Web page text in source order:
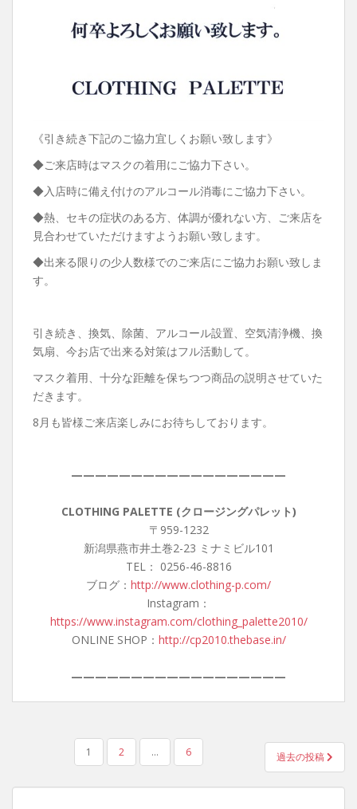
《引き続き下記のご協力宜しくお願い致します》
◆ご来店時はマスクの着用にご協力下さい。
◆入店時に備え付けのアルコール消毒にご協力下さい。
◆熱、セキの症状のある方、体調が優れない方、ご来店を
見合わせていただけますようお願い致します。
◆出来る限りの少人数様でのご来店にご協力お願い致しま
す。
引き続き、換気、除菌、アルコール設置、空気清浄機、換
気扇、今お店で出来る対策はフル活動して。
マスク着用、十分な距離を保ちつつ商品の説明させていた
だきます。
8月も皆様ご来店楽しみにお待ちしております。
——————————————————
CLOTHING PALETTE (クロージングパレット)
〒959-1232
新潟県燕市井土巻2-23 ミナミビル101
TEL： 0256-46-8816
ブログ： http://www.clothing-p.com/
Instagram：
https://www.instagram.com/clothing_palette2010/
ONLINE SHOP： http://cp2010.thebase.in/
——————————————————
の
1 2 … 6 過去の投稿